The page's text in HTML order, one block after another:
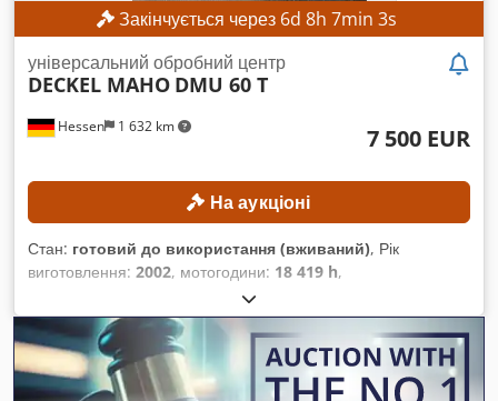
Закінчується через 6d 8h 7min 1s
Hessen 1 632 km
універсальний обробний центр
DECKEL MAHO DMU 60 T
7 500 EUR
На аукціоні
Стан: готовий до використання (вживаний), Рік
виготовлення: 2002, мотогодини: 18 419 h,
повністю працездатний
переміщення по осі X:630 мм, відстань переміщення по осі
Y:560 мм, відстань переміщення осі Z:
,
максимальна вага заготовки:
350 кг, кількість слотів у
магазині інструментів: 24, Мінімальної ціни немає –